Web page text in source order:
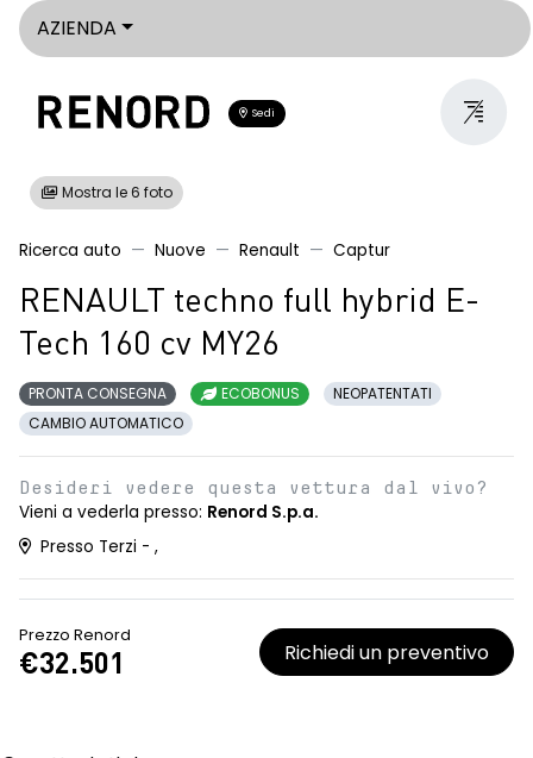
AZIENDA
Sedi
Mostra le 6 foto
Ricerca auto Nuove Renault Captur
RENAULT techno full hybrid E-
Tech 160 cv MY26
PRONTA CONSEGNA ECOBONUS
NEOPATENTATI
CAMBIO AUTOMATICO
Desideri vedere questa vettura dal vivo?
Vieni a vederla presso: Renord S.p.a.
Presso Terzi - ,
Prezzo Renord
€32.501 Richiedi un preventivo